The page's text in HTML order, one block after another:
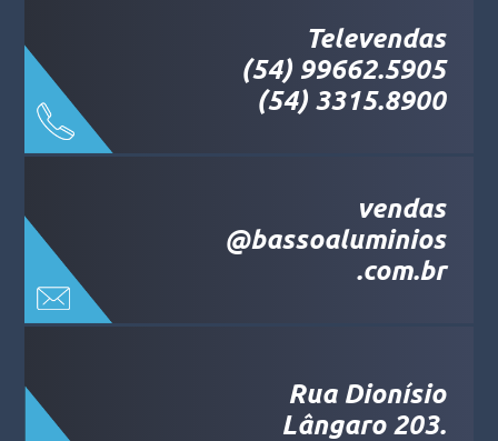
Televendas
(54) 99662.5905
(54) 3315.8900
vendas
@bassoaluminios
.com.br
Rua Dionísio
Lângaro 203.